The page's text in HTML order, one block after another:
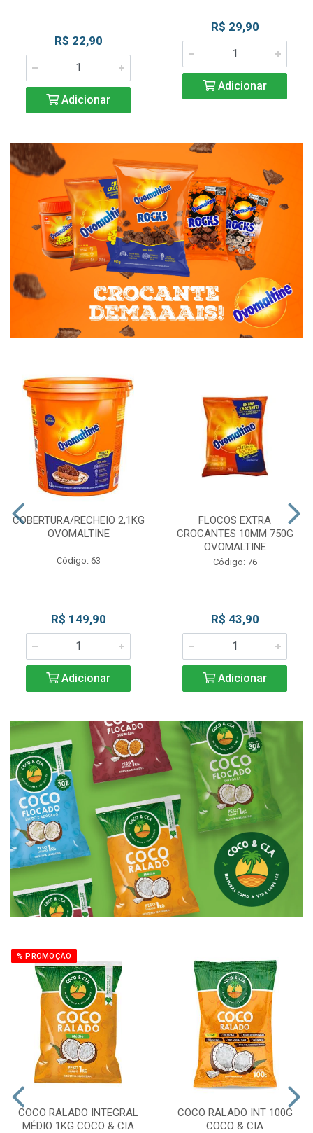
R$ 22,90
Adicionar
R$ 29,90
Adicionar
COBERTURA/RECHEIO 2,1KG
OVOMALTINE
Código: 63
R$ 149,90
Adicionar
FLOCOS EXTRA
CROCANTES 10MM 750G
OVOMALTINE
Código: 76
R$ 43,90
Adicionar
% PROMOÇÃO
COCO RALADO INTEGRAL
MÉDIO 1KG COCO & CIA
COCO RALADO INT 100G
COCO & CIA